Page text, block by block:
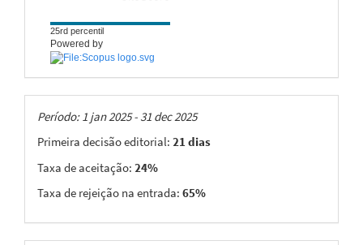
25rd percentil
Powered by
Taxas
Período: 1 jan 2025 - 31 dec 2025
Primeira decisão editorial: 21 dias
Taxa de aceitação: 24%
Taxa de rejeição na entrada: 65%